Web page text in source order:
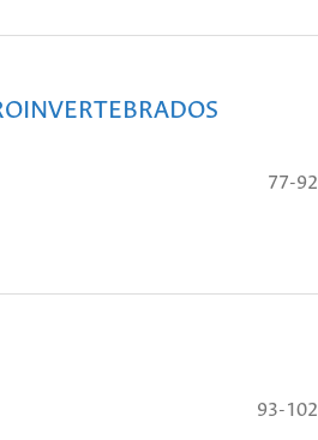
77-92
93-102